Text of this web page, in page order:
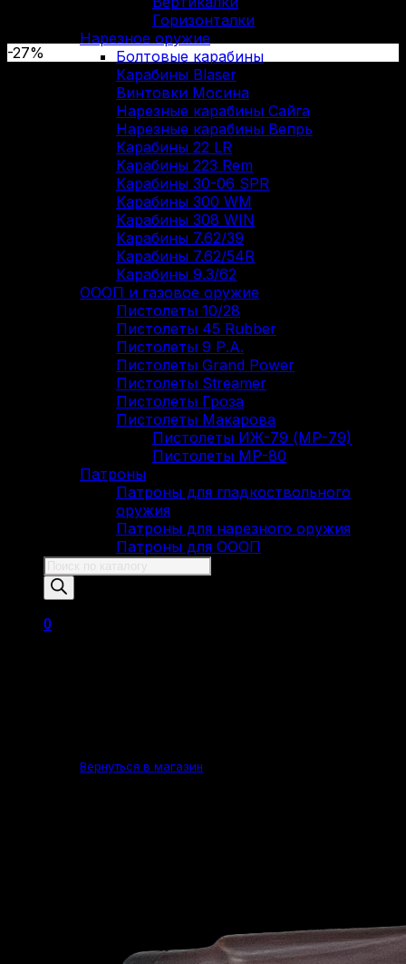
Горизонталки
Нарезное оружие
Болтовые карабины
Карабины Blaser
Винтовки Мосина
Нарезные карабины Сайга
Нарезные карабины Вепрь
Карабины 22 LR
Карабины 223 Rem
Карабины 30-06 SPR
Карабины 300 WM
Карабины 308 WIN
Карабины 7.62/39
Карабины 7.62/54R
Карабины 9.3/62
ОООП и газовое оружие
Пистолеты 10/28
Пистолеты 45 Rubber
Пистолеты 9 Р.А.
Пистолеты Grand Power
Пистолеты Streamer
Пистолеты Гроза
Пистолеты Макарова
Пистолеты ИЖ-79 (МР-79)
Пистолеты МР-80
Патроны
Патроны для гладкоствольного
оружия
Патроны для нарезного оружия
Патроны для ОООП
Поиск
товаров
0
Вернуться в магазин
-27%